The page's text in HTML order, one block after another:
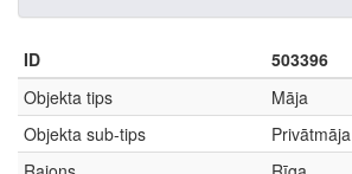
ID
503396
Objekta tips
Māja
Objekta sub-tips
Privātmāja